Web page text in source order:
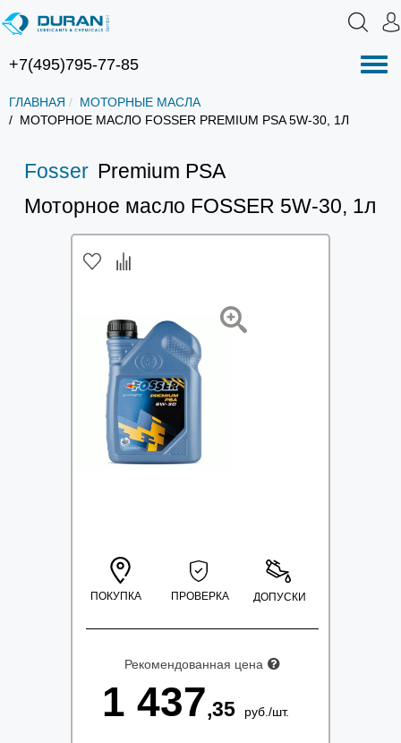
+7(495)795-77-85
ГЛАВНАЯ
МОТОРНЫЕ МАСЛА
МОТОРНОЕ МАСЛО FOSSER PREMIUM PSA 5W-30, 1Л
Fosser Premium PSA
Моторное масло FOSSER 5W-30, 1л
ПОКУПКА ПРОВЕРКА ДОПУСКИ
Рекомендованная цена
1 437,35 руб./шт.